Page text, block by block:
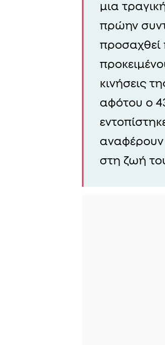
μια
πρώην
προσαχθεί
κινήσεις
αφότου ο
αναφέρουν
στη ζωή